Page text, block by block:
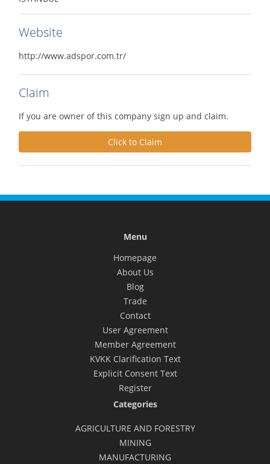
Website
http://www.adspor.com.tr/
Claim
If you are owner of this company sign up and claim.
Click to Claim
Menu
Homepage
About Us
Blog
Trade
Contact
User Agreement
Member Agreement
KVKK Clarification Text
Explicit Consent Text
Register
Categories
AGRICULTURE AND FORESTRY
MINING
MANUFACTURING